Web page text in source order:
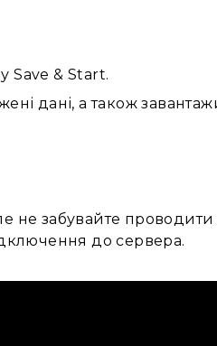
Save & Start.
дані, а також
не забувайте проводити
до сервера.